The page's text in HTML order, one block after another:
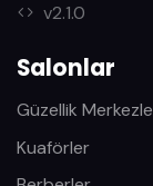
v2.1.0
Salonlar
Güzellik
Kuaförler